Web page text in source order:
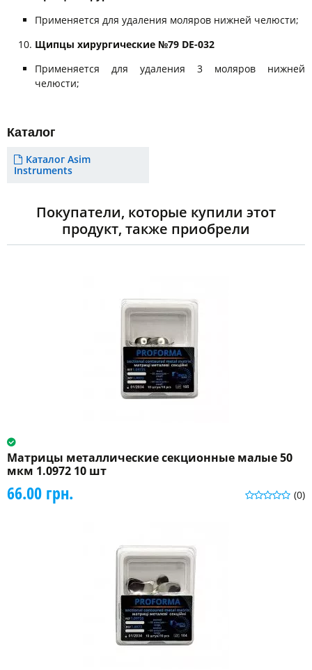
Применяется для удаления моляров нижней челюсти;
Щипцы хирургические №79 DE-032
Применяется для удаления 3 моляров нижней
челюсти;
Каталог
Каталог Asim
Instruments
Покупатели, которые купили этот
продукт, также приобрели
Матрицы металлические секционные малые 50
мкм 1.0972 10 шт
(0)
66.00 грн.